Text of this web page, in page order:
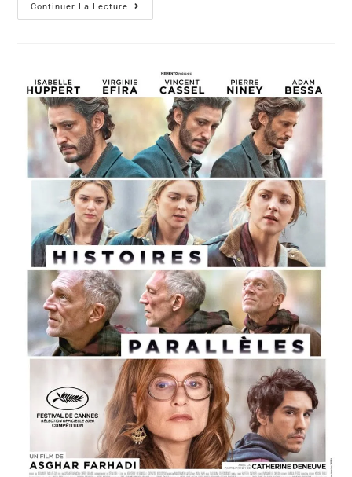
Continuer La Lecture